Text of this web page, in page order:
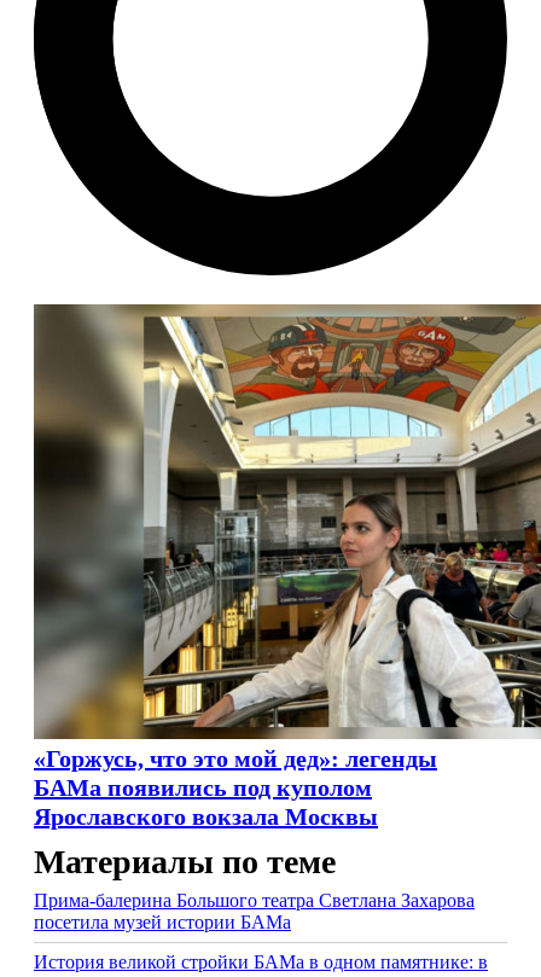
«Горжусь, что это мой дед»: легенды
БАМа появились под куполом
Ярославского вокзала Москвы
Материалы по теме
Прима-балерина Большого театра Светлана Захарова
посетила музей истории БАМа
История великой стройки БАМа в одном памятнике: в